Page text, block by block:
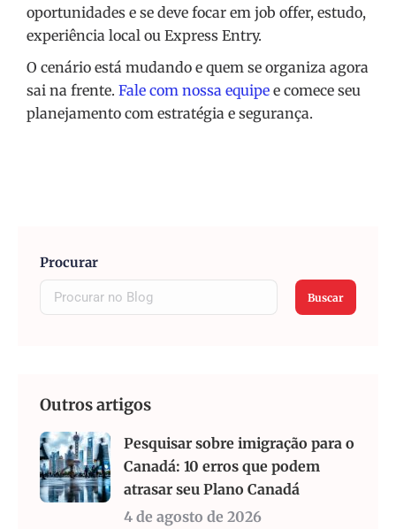
oportunidades e se deve focar em job offer, estudo,
experiência local ou Express Entry.
O cenário está mudando e quem se organiza agora
sai na frente. Fale com nossa equipe e comece seu
planejamento com estratégia e segurança.
Procurar
Buscar
Outros artigos
Pesquisar sobre imigração para o
Canadá: 10 erros que podem
atrasar seu Plano Canadá
4 de agosto de 2026